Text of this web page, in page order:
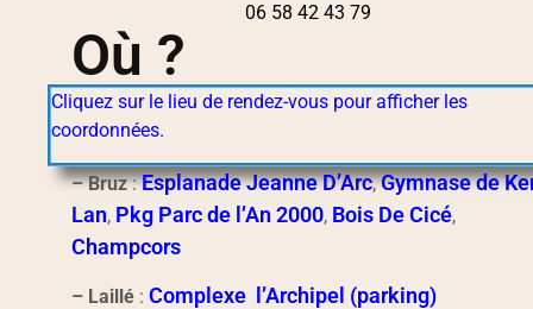
06 58 42 43 79
Où ?
Cliquez sur le lieu de rendez-vous pour afficher les
coordonnées.
– Bruz:Esplanade Jeanne D’Arc,Gymnase de
Lan, Pkg Parc de l’An 2000, Bois De Cicé,
Champcors
– Laillé : Complexe l’Archipel (parking)